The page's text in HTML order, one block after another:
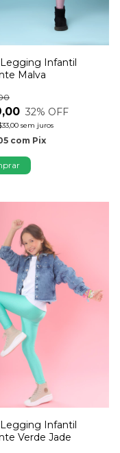
Legging Infantil
Malva
32% OFF
sem juros
com Pix
Legging Infantil
Verde Jade